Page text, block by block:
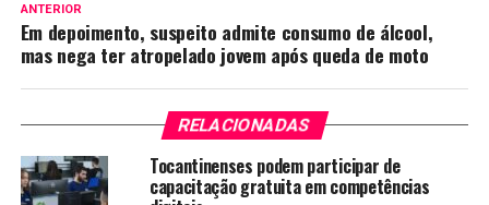
ANTERIOR
Em depoimento, suspeito admite consumo de álcool,
mas nega ter atropelado jovem após queda de moto
RELACIONADAS
Tocantinenses podem participar de
capacitação gratuita em competências